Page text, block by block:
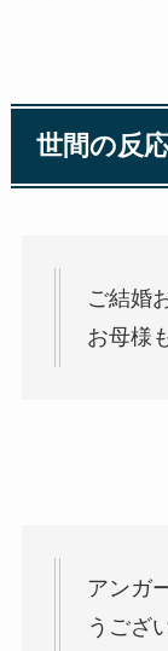
世間の反
ご結婚
お母様
アンガ
うござ